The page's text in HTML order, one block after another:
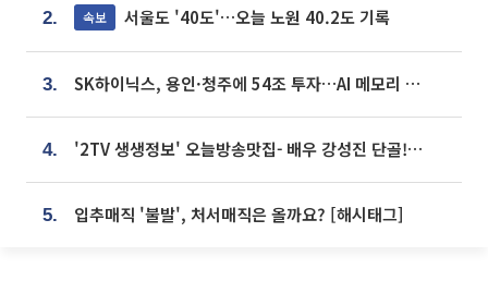
2. 속보 서울도 '40도'…오늘 노원 40.2도 기록
3. SK하이닉스, 용인·청주에 54조 투자…AI 메모리 생산기지 키운다
4. '2TV 생생정보' 오늘방송맛집- 배우 강성진 단골! 쌀국수ㆍ푸팟퐁 커리 맛집 '블○○○'
5. 입추매직 '불발', 처서매직은 올까요? [해시태그]